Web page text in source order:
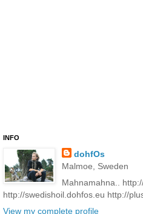
INFO
dohfOs
Malmoe, Sweden
Mahnamahna..
http://swedishoil.dohfos.eu http://
View my complete profile